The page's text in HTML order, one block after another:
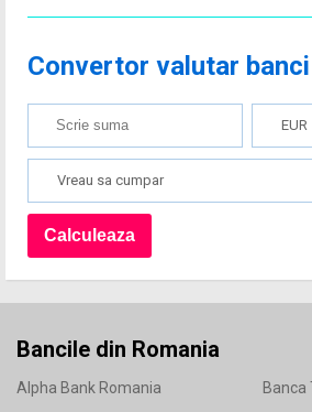
Convertor valutar banci
EUR
Vreau sa cumpar
Bancile din Romania
Alpha Bank Romania
Banca